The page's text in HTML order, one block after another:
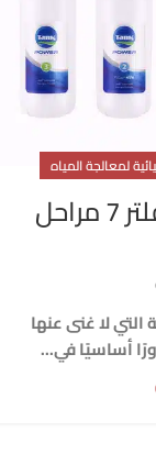
لمعالجة المياه
طريقة تغيير شمعات الفلتر 7 مراحل
التي لا غنى عنها
أساسيًا في...